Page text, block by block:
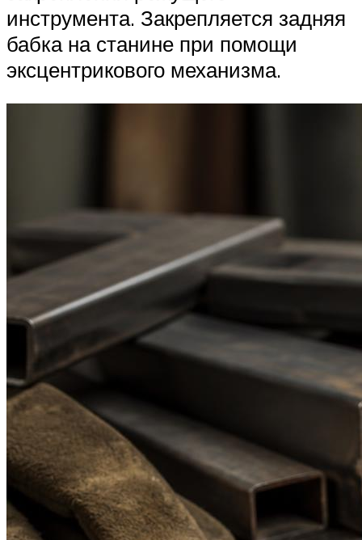
инструмента. Закрепляется задняя
бабка на станине при помощи
эксцентрикового механизма.